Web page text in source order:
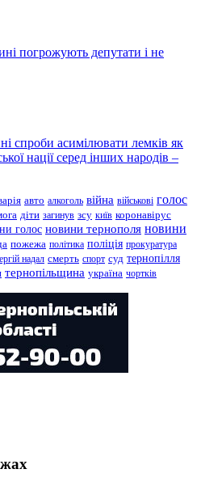
погрожують депутати і не
спроби асимілювати лемків як
нації серед інших народів –
авто алкоголь війна військові голос
діти загинув зсу київ коронавірус
голос новини тернополя новини
пожежа політика поліція прокуратура
надал смерть спорт суд тернопілля
тернопільщина україна чортків